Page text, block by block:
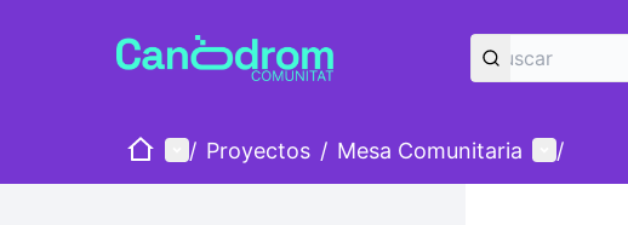
InicioMenú principal
/ Proyectos / Mesa Comunitaria Menú de
/